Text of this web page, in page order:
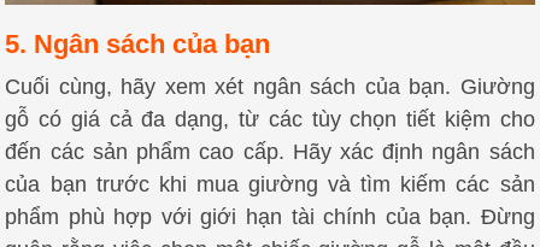
5. Ngân sách của bạn
Cuối cùng, hãy xem xét ngân sách của bạn. Giường
gỗ có giá cả đa dạng, từ các tùy chọn tiết kiệm cho
đến các sản phẩm cao cấp. Hãy xác định ngân sách
của bạn trước khi mua giường và tìm kiếm các sản
phẩm phù hợp với giới hạn tài chính của bạn. Đừng